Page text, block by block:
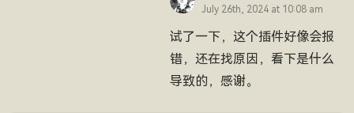
July 26th, 2024 at 10:08 am
试了一下，这个插件好像会报
错，还在找原因，看下是什么
导致的，感谢。